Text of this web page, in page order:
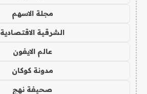
مجلة الاسهم
الشرقية الاقتصادية
عالم الايفون
مدونة كوكان
صحيفة نهج